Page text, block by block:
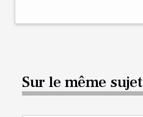
Sur le même sujet